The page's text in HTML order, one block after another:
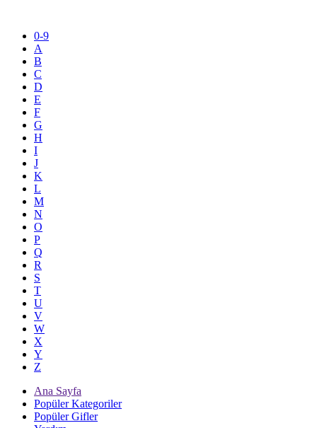
0-9
A
B
C
D
E
F
G
H
I
J
K
L
M
N
O
P
Q
R
S
T
U
V
W
X
Y
Z
Ana Sayfa
Popüler Kategoriler
Popüler Gifler